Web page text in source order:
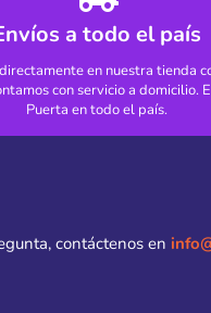
a todo el país
en nuestra tienda
con servicio a domicilio.
Puerta en todo el país.
contáctenos en